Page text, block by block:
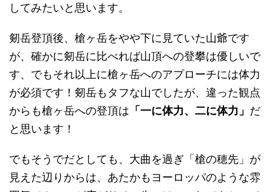
してみたいと思います。
剱岳登頂後、槍ヶ岳をやや下に見ていた山爺です
が、確かに剱岳に比べれば山頂への登攀は優しいで
す、でもそれ以上に槍ヶ岳へのアプローチには体力
が必須です！剱岳もタフな山でしたが、違った観点
からも槍ヶ岳への登頂は 「一に体力、二に体力」 だ
と思います！
でもそうでだとしても、大曲を過ぎ「槍の穂先」が
見えた辺りからは、あたかもヨーロッパのような雰